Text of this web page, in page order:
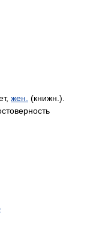
жен. (книжн.).